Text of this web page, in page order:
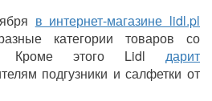
в интернет-магазине lidl.pl
категории товаров со
Кроме этого Lidl дарит
подгузники и салфетки от